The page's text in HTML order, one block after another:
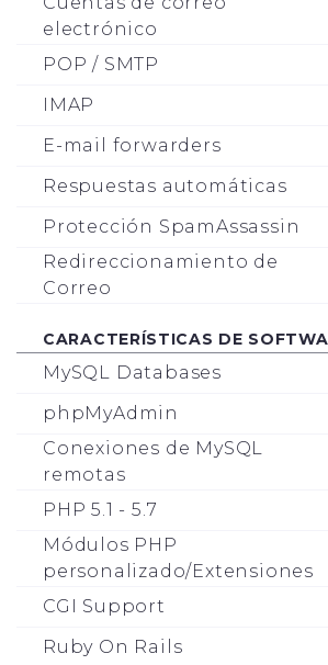
electrónico
POP / SMTP
IMAP
E-mail forwarders
Respuestas automáticas
Protección SpamAssassin
Redireccionamiento de
Correo
CARACTERÍSTICAS DE
MySQL Databases
phpMyAdmin
Conexiones de MySQL
remotas
PHP 5.1 - 5.7
Módulos PHP
personalizado/Extensiones
CGI Support
Ruby On Rails